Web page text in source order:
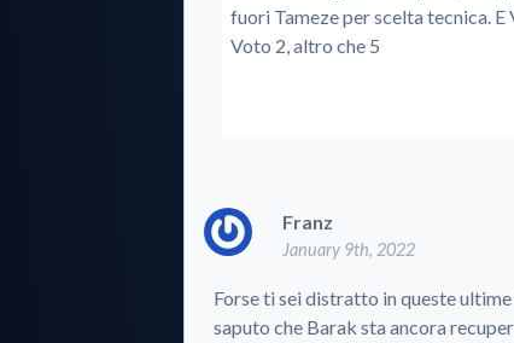
fuori Tameze per scelta tecnica. E
Voto 2, altro che 5
Franz
January 9th, 2022
Forse ti sei distratto in queste
saputo che Barak sta ancora